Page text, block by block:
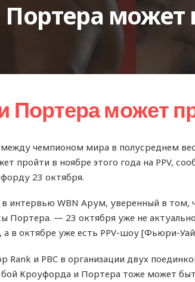
может
Портера может
чемпионом мира в полусреднем
пройти в ноябре этого года на PPV,
23 октября.
интервью WBN Арум, уверенный в том,
Портера. — 23 октября уже не
а в октябре уже есть PPV-шоу [Фьюри-
Rank и PBC в организации двух
Кроуфорда и Портера тоже может